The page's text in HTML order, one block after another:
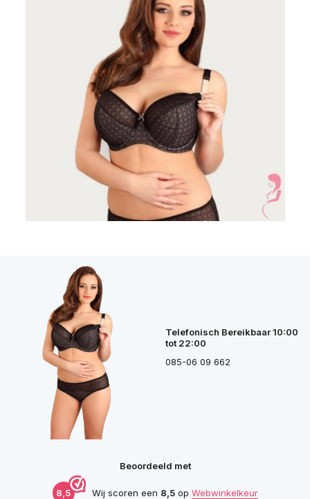
Telefonisch Bereikbaar 10:00
tot 22:00
085-06 09 662
Beoordeeld met
8,5 Wij scoren een 8,5op Webwinkelkeur